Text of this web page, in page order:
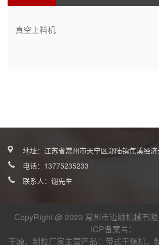
真空上料机
地址：江苏省常州市天宁区郑陆镇焦溪经
电话： 13775235233
联系人：谢先生
CopyRight @ 2023 常州市迈顺机械有
ICP备案号：
干燥、制粒厂家主营产品： 带式干燥机，